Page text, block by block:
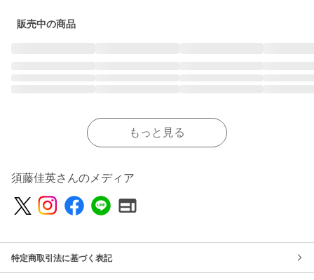
販売中の商品
もっと見る
須藤佳英さんのメディア
特定商取引法に基づく表記